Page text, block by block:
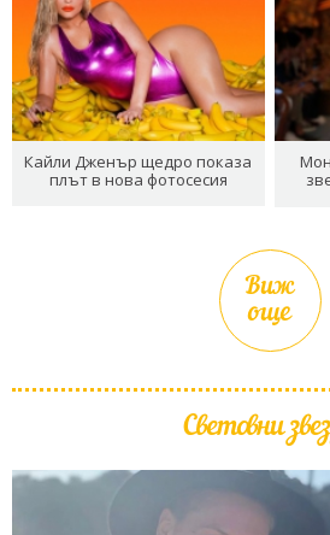
Кайли Дженър щедро показа
плът в нова фотосесия
Виж
още
Световни